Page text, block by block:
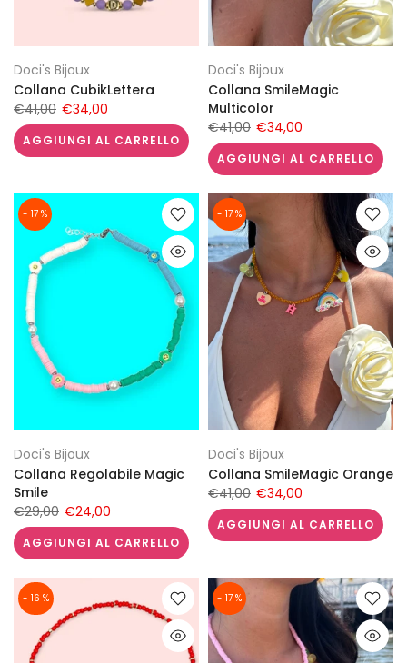
Doci's Bijoux
Collana CubikLettera
€41,00 €34,00
AGGIUNGI AL CARRELLO
Doci's Bijoux
Collana SmileMagic
Multicolor
€41,00 €34,00
AGGIUNGI AL CARRELLO
- 17 %
Doci's Bijoux
Collana Regolabile Magic
Smile
€29,00 €24,00
AGGIUNGI AL CARRELLO
- 17 %
Doci's Bijoux
Collana SmileMagic Orange
€41,00 €34,00
AGGIUNGI AL CARRELLO
- 16 % - 17 %